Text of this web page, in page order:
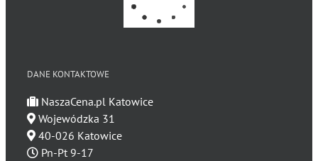
DANE KONTAKTOWE
NaszaCena.pl Katowice
Wojewódzka 31
40-026 Katowice
Pn-Pt 9-17